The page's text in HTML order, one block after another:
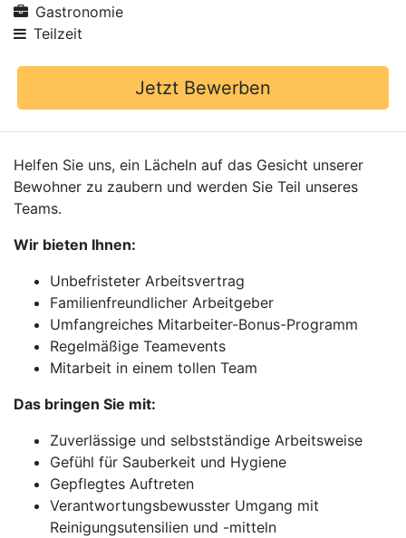
Gastronomie
Teilzeit
Jetzt Bewerben
Helfen Sie uns, ein Lächeln auf das Gesicht unserer
Bewohner zu zaubern und werden Sie Teil unseres
Teams.
Wir bieten Ihnen:
Unbefristeter Arbeitsvertrag
Familienfreundlicher Arbeitgeber
Umfangreiches Mitarbeiter-Bonus-Programm
Regelmäßige Teamevents
Mitarbeit in einem tollen Team
Das bringen Sie mit:
Zuverlässige und selbstständige Arbeitsweise
Gefühl für Sauberkeit und Hygiene
Gepflegtes Auftreten
Verantwortungsbewusster Umgang mit
Reinigungsutensilien und -mitteln